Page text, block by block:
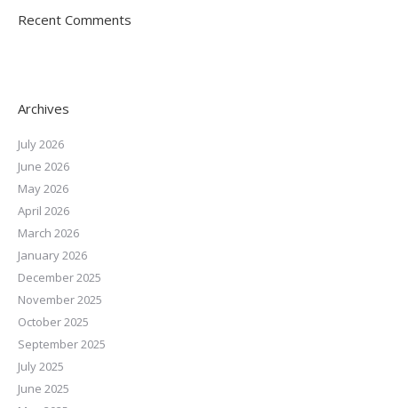
Recent Comments
Archives
July 2026
June 2026
May 2026
April 2026
March 2026
January 2026
December 2025
November 2025
October 2025
September 2025
July 2025
June 2025